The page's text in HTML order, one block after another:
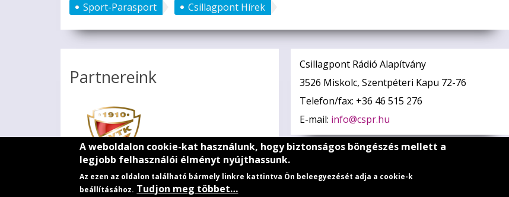
Sport-Parasport
Csillagpont Hírek
Partnereink
Csillagpont Rádió Alapítvány
3526 Miskolc, Szentpéteri Kapu 72-76
Telefon/fax: +36 46 515 276
E-mail: info@cspr.hu
A weboldalon cookie-kat használunk, hogy biztonságos böngészés mellett a
legjobb felhasználói élményt nyújthassunk.
Az ezen az oldalon található bármely linkre kattintva Ön beleegyezését adja a cookie-k
beállításához. Tudjon meg többet…